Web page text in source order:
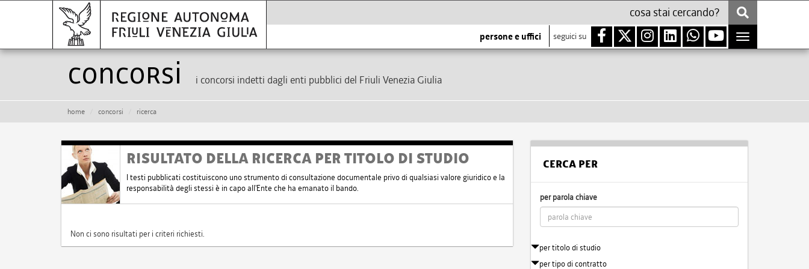
persone e uffici seguici su
Toggle
navigation
Concorsi i concorsi indetti dagli enti pubblici del Friuli Venezia Giulia
home concorsi ricerca
RISULTATO DELLA RICERCA PER TITOLO DI STUDIO
I testi pubblicati costituiscono uno strumento di consultazione documentale privo di qualsiasi valore giuridico e la
responsabilità degli stessi è in capo all'Ente che ha emanato il bando.
Non ci sono risultati per i criteri richiesti.
CERCA PER
per parola chiave
per titolo di studio
per tipo di contratto